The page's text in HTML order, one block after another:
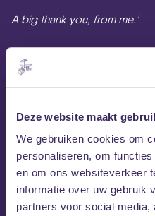
Deze website maakt
We gebruiken cookies om
personaliseren, om
en om ons websiteverkeer
informatie over uw gebruik
partners voor social
A big thank you, from me.’